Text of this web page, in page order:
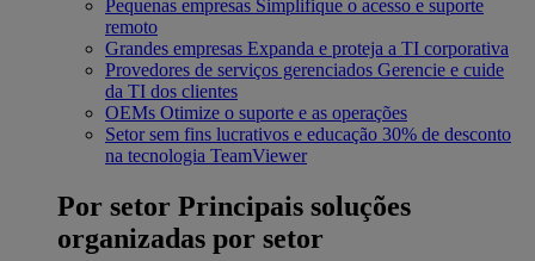
Pequenas empresas Simplifique o acesso e suporte
remoto
Grandes empresas Expanda e proteja a TI corporativa
Provedores de serviços gerenciados Gerencie e cuide
da TI dos clientes
OEMs Otimize o suporte e as operações
Setor sem fins lucrativos e educação 30% de desconto
na tecnologia TeamViewer
Por setor Principais soluções
organizadas por setor